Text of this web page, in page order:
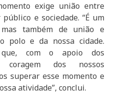
exige união entre
e sociedade. “É um
mas também de união e
polo e da nossa cidade.
com o apoio dos
dos nossos
superar esse momento e
atividade”, conclui.